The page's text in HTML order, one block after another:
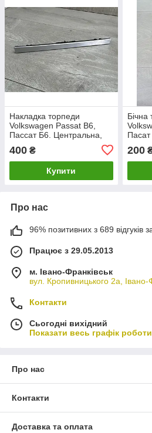
Накладка торпеди
Volkswagen Passat B6,
Пассат Б6. Центральна,
400 ₴
Купити
Бічна
Пасат
200
Про нас
96% позитивних з 689 відгуків
Працює з 29.05.2013
м. Івано-Франківськ
вул. Кропивницького 2а, Івано-
Контакти
Сьогодні вихідний
Показати весь графік роботи
Про нас
Контакти
Доставка та оплата